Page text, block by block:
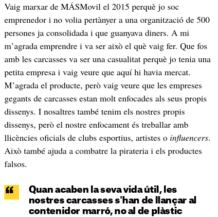
Vaig marxar de MÁSMovil el 2015 perquè jo soc
emprenedor i no volia pertànyer a una organització de 500
persones ja consolidada i que guanyava diners. A mi
m’agrada emprendre i va ser això el què vaig fer. Que fos
amb les carcasses va ser una casualitat perquè jo tenia una
petita empresa i vaig veure que aquí hi havia mercat.
M’agrada el producte, però vaig veure que les empreses
gegants de carcasses estan molt enfocades als seus propis
dissenys. I nosaltres també tenim els nostres propis
dissenys, però el nostre enfocament és treballar amb
llicències oficials de clubs esportius, artistes o influencers.
Això també ajuda a combatre la pirateria i els productes
falsos.
Quan acaben la seva vida útil, les
nostres carcasses s'han de llançar al
contenidor marró, no al de plàstic